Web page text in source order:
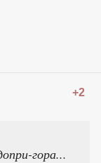
+2
гора...